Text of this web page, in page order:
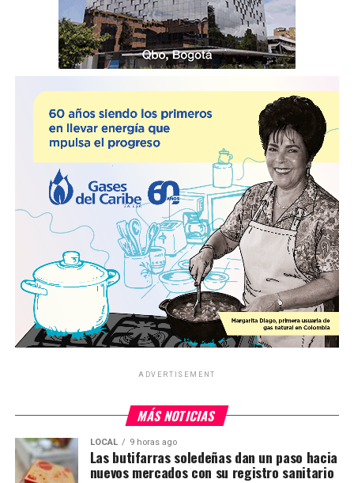
ADVERTISEMENT
MÁS NOTICIAS
LOCAL 9 horas ago
Las butifarras soledeñas dan un paso hacia
nuevos mercados con su registro sanitario